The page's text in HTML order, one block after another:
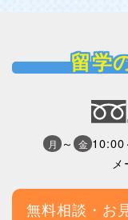
留学
月 ～ 金
無料相談・お